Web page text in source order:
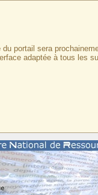
portail sera
adaptée à tous les